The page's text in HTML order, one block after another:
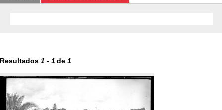
Resultados 1 - 1 de 1